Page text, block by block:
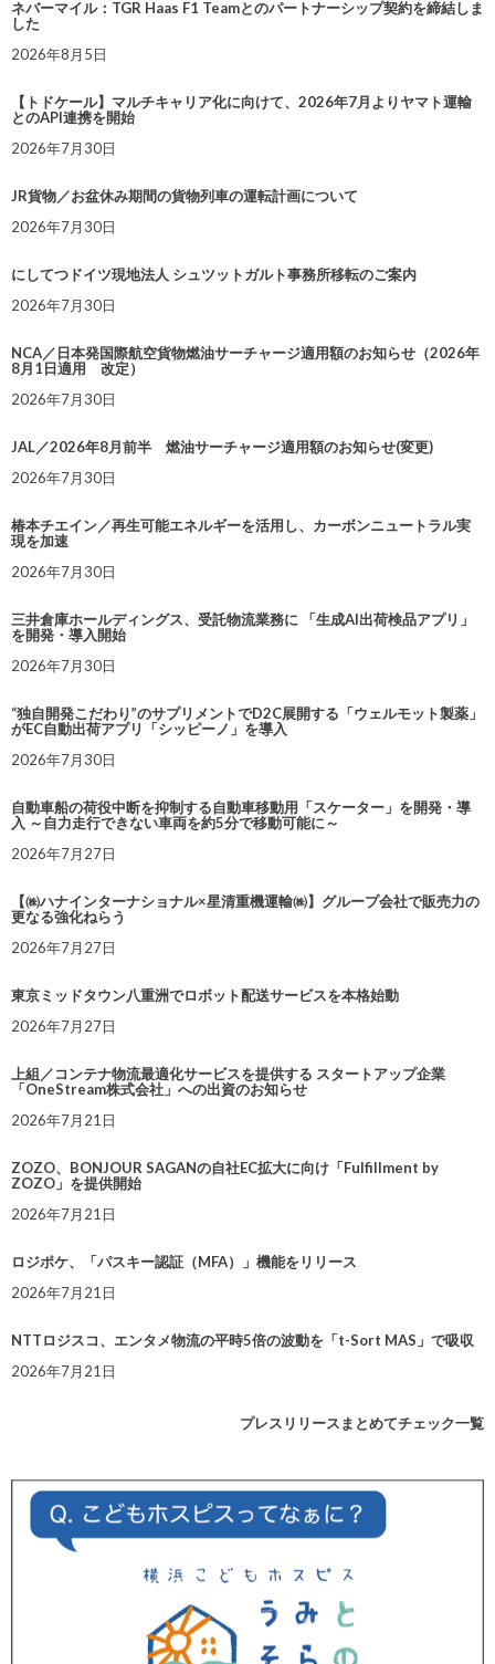
ネバーマイル：TGR Haas F1 Teamとのパートナーシップ契約を締結しま
した
2026年8月5日
【トドケール】マルチキャリア化に向けて、2026年7月よりヤマト運輸
とのAPI連携を開始
2026年7月30日
JR貨物／お盆休み期間の貨物列車の運転計画について
2026年7月30日
にしてつドイツ現地法人 シュツットガルト事務所移転のご案内
2026年7月30日
NCA／日本発国際航空貨物燃油サーチャージ適用額のお知らせ（2026年
8月1日適用 改定）
2026年7月30日
JAL／2026年8月前半 燃油サーチャージ適用額のお知らせ(変更)
2026年7月30日
椿本チエイン／再生可能エネルギーを活用し、カーボンニュートラル実
現を加速
2026年7月30日
三井倉庫ホールディングス、受託物流業務に 「生成AI出荷検品アプリ」
を開発・導入開始
2026年7月30日
“独自開発こだわり”のサプリメントでD2C展開する「ウェルモット製薬」
がEC自動出荷アプリ「シッピーノ」を導入
2026年7月30日
自動車船の荷役中断を抑制する自動車移動用「スケーター」を開発・導
入 ～自力走行できない車両を約5分で移動可能に～
2026年7月27日
【㈱ハナインターナショナル×星清重機運輸㈱】グループ会社で販売力の
更なる強化ねらう
2026年7月27日
東京ミッドタウン八重洲でロボット配送サービスを本格始動
2026年7月27日
上組／コンテナ物流最適化サービスを提供する スタートアップ企業
「OneStream株式会社」への出資のお知らせ
2026年7月21日
ZOZO、BONJOUR SAGANの自社EC拡大に向け「Fulfillment by
ZOZO」を提供開始
2026年7月21日
ロジポケ、「パスキー認証（MFA）」機能をリリース
2026年7月21日
NTTロジスコ、エンタメ物流の平時5倍の波動を「t-Sort MAS」で吸収
2026年7月21日
プレスリリースまとめてチェック一覧